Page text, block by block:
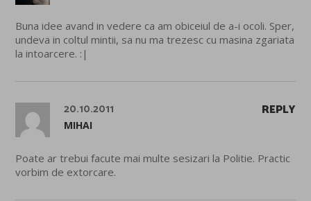
Buna idee avand in vedere ca am obiceiul de a-i ocoli. Sper,
undeva in coltul mintii, sa nu ma trezesc cu masina zgariata
la intoarcere. :|
REPLY
20.10.2011
MIHAI
Poate ar trebui facute mai multe sesizari la Politie. Practic
vorbim de extorcare.